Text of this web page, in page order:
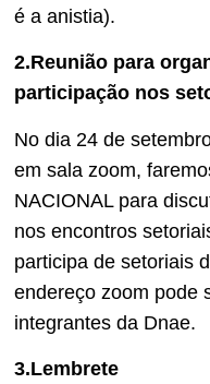
é a anistia).
2.Reunião para
participação nos
No dia 24 de
em sala zoom,
NACIONAL para
nos encontros
participa de setoriais
endereço zoom pode
integrantes da Dnae.
3.Lembrete